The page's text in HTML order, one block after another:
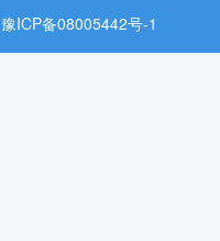
豫ICP备08005442号-1